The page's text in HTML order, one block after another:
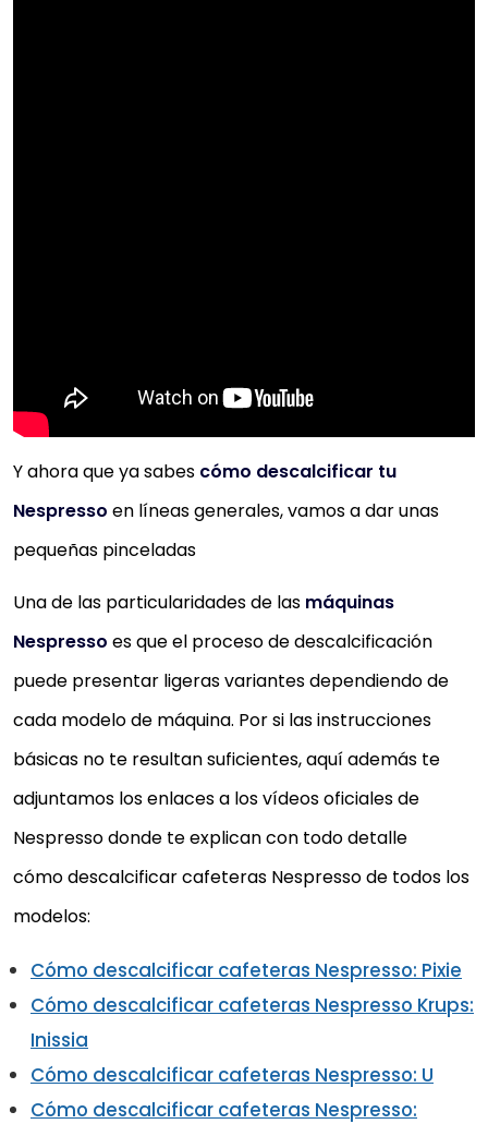
Y ahora que ya sabes cómo descalcificar tu
Nespresso en líneas generales, vamos a dar unas
pequeñas pinceladas
Una de las particularidades de las máquinas
Nespresso es que el proceso de descalcificación
puede presentar ligeras variantes dependiendo de
cada modelo de máquina. Por si las instrucciones
básicas no te resultan suficientes, aquí además te
adjuntamos los enlaces a los vídeos oficiales de
Nespresso donde te explican con todo detalle
cómo descalcificar cafeteras Nespresso de todos los
modelos:
Cómo descalcificar cafeteras Nespresso: Pixie
Cómo descalcificar cafeteras Nespresso Krups:
Inissia
Cómo descalcificar cafeteras Nespresso: U
Cómo descalcificar cafeteras Nespresso: